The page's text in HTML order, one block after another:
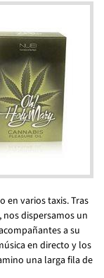
en varios taxis. Tras
dispersamos un
a su
en directo y los
una larga fila de